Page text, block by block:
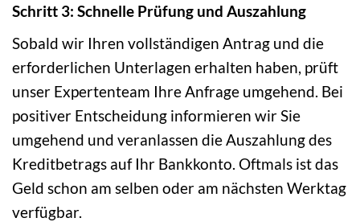
Schritt 3: Schnelle Prüfung und Auszahlung
Sobald wir Ihren vollständigen Antrag und die
erforderlichen Unterlagen erhalten haben, prüft
unser Expertenteam Ihre Anfrage umgehend. Bei
positiver Entscheidung informieren wir Sie
umgehend und veranlassen die Auszahlung des
Kreditbetrags auf Ihr Bankkonto. Oftmals ist das
Geld schon am selben oder am nächsten Werktag
verfügbar.